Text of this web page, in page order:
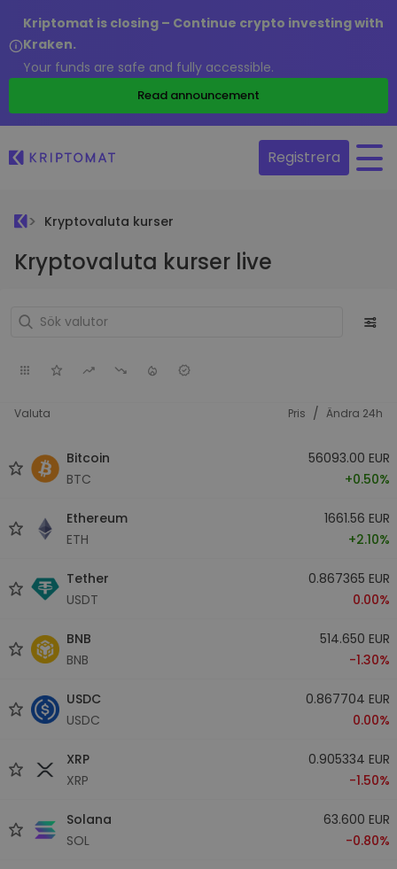
Kriptomat is closing – Continue crypto investing with
Kraken.
Your funds are safe and fully accessible.
Read announcement
Registrera
Kryptovaluta kurser
Kryptovaluta kurser live
Valuta Pris / Ändra 24h
Bitcoin
BTC
56093.00 EUR
+0.50%
Ethereum
ETH
1661.56 EUR
+2.10%
Tether
USDT
0.867365 EUR
0.00%
BNB
BNB
514.650 EUR
-1.30%
USDC
USDC
0.867704 EUR
0.00%
XRP
XRP
0.905334 EUR
-1.50%
Solana
SOL
63.600 EUR
-0.80%